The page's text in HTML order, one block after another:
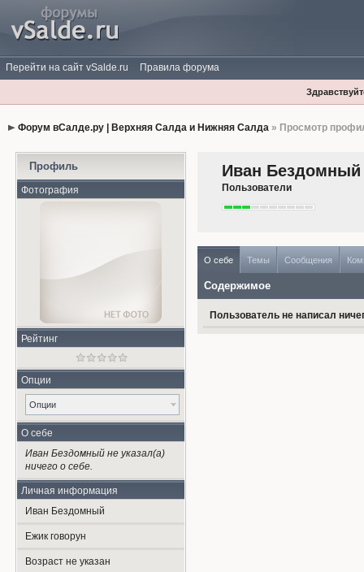
Перейти на сайт vSalde.ru Правила форума
Форум вСалде.ру | Верхняя Салда и Нижняя Салда» Просмотр
Профиль
Фотография
Рейтинг
Опции
Опции
О себе
Иван Бездомный не указал(а)
ничего о себе.
Личная информация
Иван Бездомный
Ежик говорун
Возраст не указан
Иван Бездомный
Пользователи
О себе Темы Сообщения
Содержимое
Пользователь не написал